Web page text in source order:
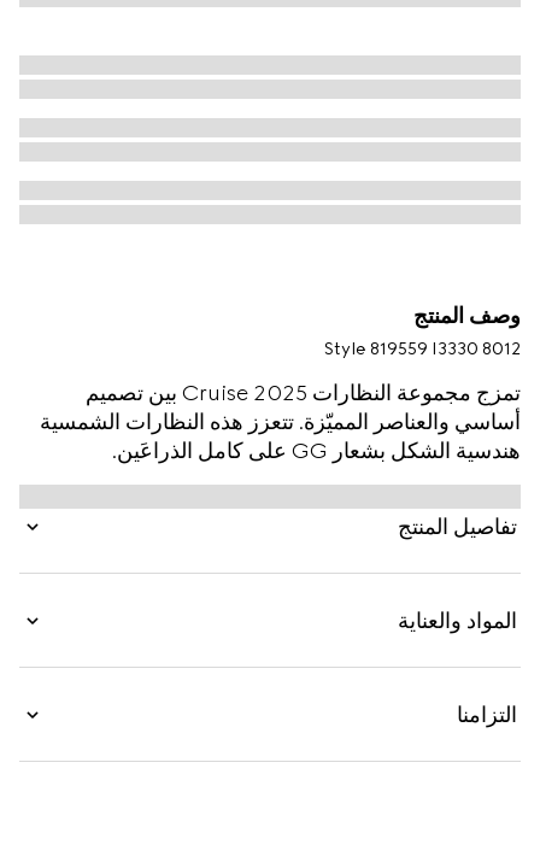
وصف المنتج
Style ‎819559 I3330 8012
تمزج مجموعة النظارات Cruise 2025 بين تصميم
أساسي والعناصر المميّزة. تتعزز هذه النظارات الشمسية
هندسية الشكل بشعار GG على كامل الذراعَين.
تفاصيل المنتج
المواد والعناية
التزامنا